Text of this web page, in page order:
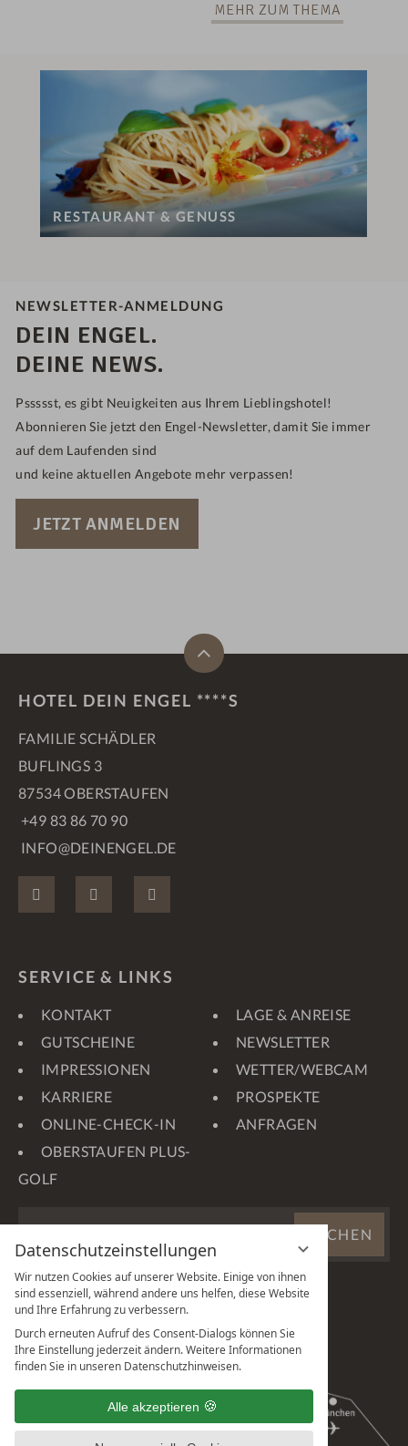
Datenschutzeinstellungen
Wir nutzen Cookies auf unserer Website. Einige von ihnen
sind essenziell, während andere uns helfen, diese Website
und Ihre Erfahrung zu verbessern.
Durch erneuten Aufruf des Consent-Dialogs können Sie
Ihre Einstellung jederzeit ändern. Weitere Informationen
finden Sie in unseren Datenschutzhinweisen.
Alle akzeptieren
MEHR ZUM THEMA
RESTAURANT & GENUSS
NEWSLETTER-ANMELDUNG
DEIN ENGEL.
DEINE NEWS.
Pssssst, es gibt Neuigkeiten aus Ihrem Lieblingshotel!
Abonnieren Sie jetzt den Engel-Newsletter, damit Sie immer
auf dem Laufenden sind
und keine aktuellen Angebote mehr verpassen!
JETZT ANMELDEN
HOTEL DEIN ENGEL ****S
FAMILIE SCHÄDLER
BUFLINGS 3
87534 OBERSTAUFEN
+49 83 86 70 90
INFO@DEINENGEL.DE
FACEBOOKINSTAGRAM
SERVICE & LINKS
KONTAKT
LAGE & ANREISE
GUTSCHEINE
NEWSLETTER
IMPRESSIONEN
WETTER/WEBCAM
KARRIERE
PROSPEKTE
ONLINE-CHECK-IN
ANFRAGEN
OBERSTAUFEN PLUS-
GOLF
DURCHSUCHEN
...
SUCHEN